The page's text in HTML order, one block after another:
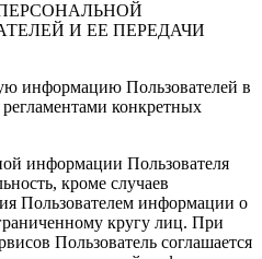
И ЕЕ ПЕРЕДАЧИ
информацию Пользователей в
конкретных
информации Пользователя
кроме случаев
Пользователем информации о
кругу лиц. При
Пользователь соглашается